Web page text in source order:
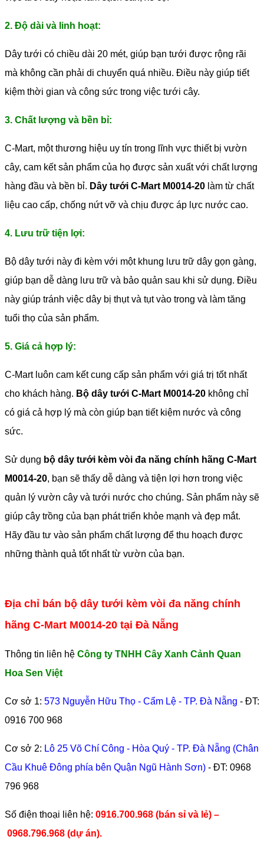
2. Độ dài và linh hoạt:
Dây tưới có chiều dài 20 mét, giúp bạn tưới được rộng rãi
mà không cần phải di chuyển quá nhiều. Điều này giúp tiết
kiệm thời gian và công sức trong việc tưới cây.
3. Chất lượng và bền bỉ:
C-Mart, một thương hiệu uy tín trong lĩnh vực thiết bị vườn
cây, cam kết sản phẩm của họ được sản xuất với chất lượng
hàng đầu và bền bỉ. Dây tưới C-Mart M0014-20 làm từ chất
liệu cao cấp, chống nứt vỡ và chịu được áp lực nước cao.
4. Lưu trữ tiện lợi:
Bộ dây tưới này đi kèm với một khung lưu trữ dây gọn gàng,
giúp bạn dễ dàng lưu trữ và bảo quản sau khi sử dụng. Điều
này giúp tránh việc dây bị thụt và tụt vào trong và làm tăng
tuổi thọ của sản phẩm.
5. Giá cả hợp lý:
C-Mart luôn cam kết cung cấp sản phẩm với giá trị tốt nhất
cho khách hàng. Bộ dây tưới C-Mart M0014-20 không chỉ
có giá cả hợp lý mà còn giúp bạn tiết kiệm nước và công
sức.
Sử dụng bộ dây tưới kèm vòi đa năng chính hãng C-Mart
M0014-20, bạn sẽ thấy dễ dàng và tiện lợi hơn trong việc
quản lý vườn cây và tưới nước cho chúng. Sản phẩm này sẽ
giúp cây trồng của bạn phát triển khỏe mạnh và đẹp mắt.
Hãy đầu tư vào sản phẩm chất lượng để thu hoạch được
những thành quả tốt nhất từ vườn của bạn.
Địa chỉ bán bộ dây tưới kèm vòi đa năng chính
hãng C-Mart M0014-20 tại Đà Nẵng
Thông tin liên hệ Công ty TNHH Cây Xanh Cảnh Quan
Hoa Sen Việt
Cơ sở 1: 573 Nguyễn Hữu Thọ - Cẩm Lệ - TP. Đà Nẵng - ĐT:
0916 700 968
Cơ sở 2: Lô 25 Võ Chí Công - Hòa Quý - TP. Đà Nẵng (Chân
Cầu Khuê Đông phía bên Quận Ngũ Hành Sơn) - ĐT: 0968
796 968
​Số điện thoại liên hệ: 0916.700.968 (bán sỉ và lẻ) –
0968.796.968 (dự án).